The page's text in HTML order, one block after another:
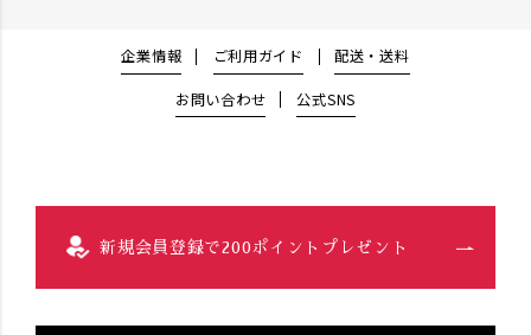
企業情報 ご利用ガイド 配送・送料
お問い合わせ 公式SNS
新規会員登録で200ポイントプレゼント